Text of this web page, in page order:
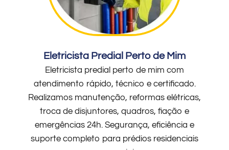
Eletricista Predial Perto de Mim
Eletricista predial perto de mim com
atendimento rápido, técnico e certificado.
Realizamos manutenção, reformas elétricas,
troca de disjuntores, quadros, fiação e
emergências 24h. Segurança, eficiência e
suporte completo para prédios residenciais